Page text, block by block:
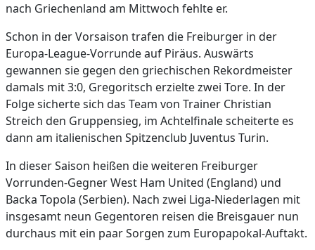
nach Griechenland am Mittwoch fehlte er.
Schon in der Vorsaison trafen die Freiburger in der
Europa-League-Vorrunde auf Piräus. Auswärts
gewannen sie gegen den griechischen Rekordmeister
damals mit 3:0, Gregoritsch erzielte zwei Tore. In der
Folge sicherte sich das Team von Trainer Christian
Streich den Gruppensieg, im Achtelfinale scheiterte es
dann am italienischen Spitzenclub Juventus Turin.
In dieser Saison heißen die weiteren Freiburger
Vorrunden-Gegner West Ham United (England) und
Backa Topola (Serbien). Nach zwei Liga-Niederlagen mit
insgesamt neun Gegentoren reisen die Breisgauer nun
durchaus mit ein paar Sorgen zum Europapokal-Auftakt.